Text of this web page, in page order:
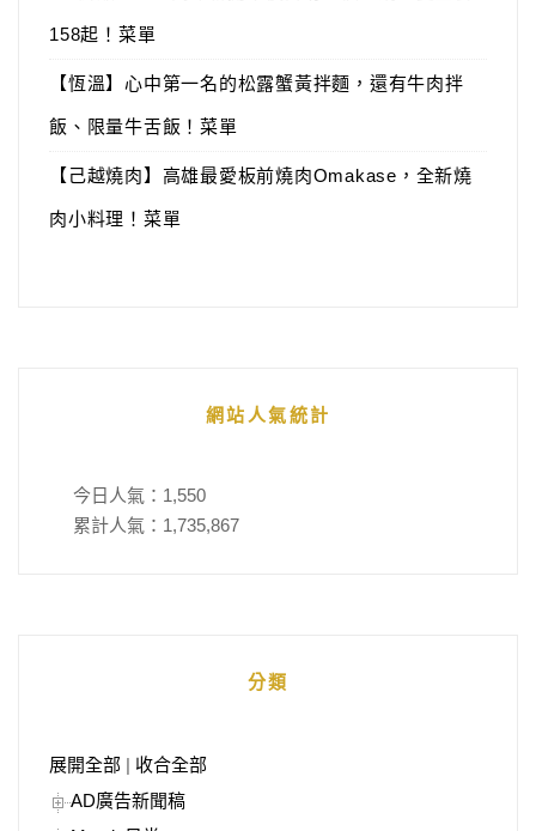
158起！菜單
【恆溫】心中第一名的松露蟹黃拌麵，還有牛肉拌
飯、限量牛舌飯！菜單
【己越燒肉】高雄最愛板前燒肉Omakase，全新燒
肉小料理！菜單
網站人氣統計
今日人氣： 1,550
累計人氣： 1,735,867
分類
展開全部
收合全部
AD廣告新聞稿